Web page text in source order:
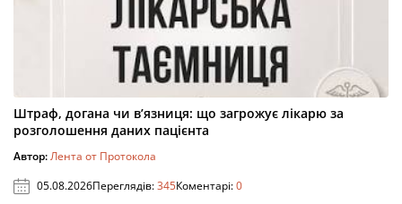
Штраф, догана чи в’язниця: що загрожує лікарю за
розголошення даних пацієнта
Автор:Лента от Протокола
05.08.2026Переглядів:345Коментарі:0